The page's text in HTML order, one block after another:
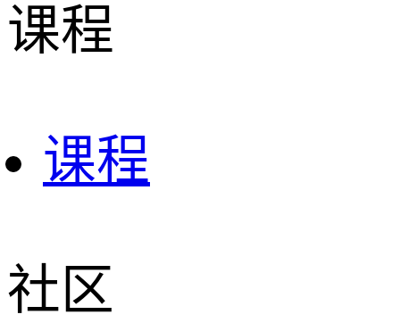
课程
课程
社区